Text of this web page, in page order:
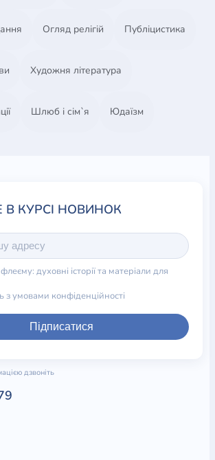
Огляд релігій Публіцистика
Художня література
Шлюб і сім`я Юдаїзм
духовні історії та матеріали для
умовами конфіденційності
Підписатися
дзвоніть